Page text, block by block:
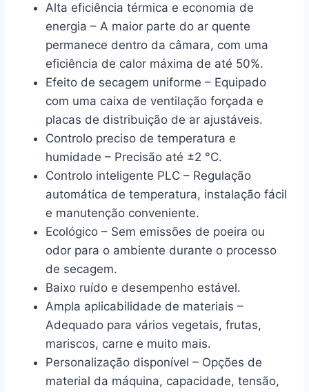
Alta eficiência térmica e economia de
energia – A maior parte do ar quente
permanece dentro da câmara, com uma
eficiência de calor máxima de até 50%.
Efeito de secagem uniforme – Equipado
com uma caixa de ventilação forçada e
placas de distribuição de ar ajustáveis.
Controlo preciso de temperatura e
humidade – Precisão até ±2 °C.
Controlo inteligente PLC – Regulação
automática de temperatura, instalação fácil
e manutenção conveniente.
Ecológico – Sem emissões de poeira ou
odor para o ambiente durante o processo
de secagem.
Baixo ruído e desempenho estável.
Ampla aplicabilidade de materiais –
Adequado para vários vegetais, frutas,
mariscos, carne e muito mais.
Personalização disponível – Opções de
material da máquina, capacidade, tensão,